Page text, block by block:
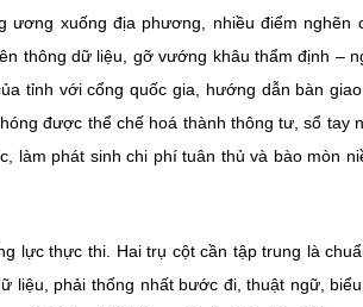
xuống địa phương, nhiều điểm nghẽn
thông dữ liệu, gỡ vướng khâu thẩm định –
tỉnh với cổng quốc gia, hướng dẫn bàn
được thể chế hoá thành thông tư, sổ tay
làm phát sinh chi phí tuân thủ và bào mòn
lực thực thi. Hai trụ cột cần tập trung là
liệu, phải thống nhất bước đi, thuật ngữ, biểu